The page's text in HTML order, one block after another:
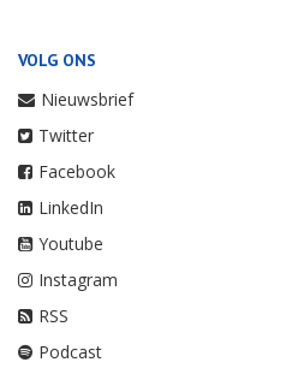
VOLG ONS
Nieuwsbrief
Twitter
Facebook
LinkedIn
Youtube
Instagram
RSS
Podcast